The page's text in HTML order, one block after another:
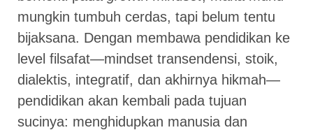
mungkin tumbuh cerdas, tapi belum tentu
bijaksana. Dengan membawa pendidikan ke
level filsafat—mindset transendensi, stoik,
dialektis, integratif, dan akhirnya hikmah—
pendidikan akan kembali pada tujuan
sucinya: menghidupkan manusia dan